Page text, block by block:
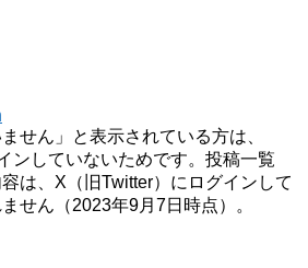
せん」と表示されている方は、
ンしていないためです。投稿一覧
容は、X（旧Twitter）にログインして
せん（2023年9月7日時点）。